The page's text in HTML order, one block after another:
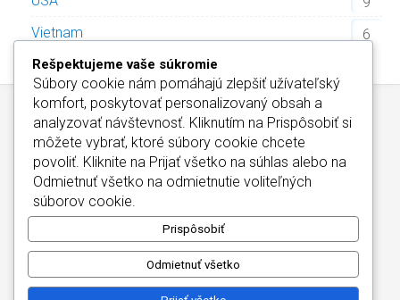
Vietnam
6
Wellness Hotely Slovensko/Informácie o Cookies
Kontakt
Copyright © 2026
Rešpektujeme vaše súkromie
Súbory cookie nám pomáhajú zlepšiť užívateľský
komfort, poskytovať personalizovaný obsah a
analyzovať návštevnosť. Kliknutím na Prispôsobiť si
môžete vybrať, ktoré súbory cookie chcete
povoliť. Kliknite na Prijať všetko na súhlas alebo na
Odmietnuť všetko na odmietnutie voliteľných
súborov cookie.
Prispôsobiť
Odmietnuť všetko